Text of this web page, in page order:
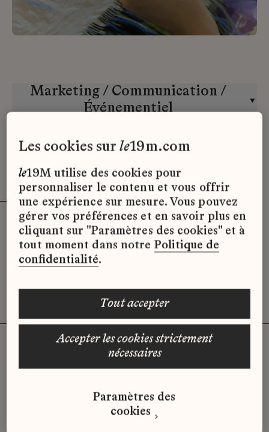
Marketing / Communication /
Événementiel
CDI
Effacer les filtres (3) x
Désolé, il semble qu’il n’y ait pas
d’offres d’emploi disponibles pour le
moment.
qui correspond à votre profil ?
Envoyez-nous votre candidature
les cookies surle19m.com
le19M utilise des cookies pour
personnaliser le contenu et vous offrir
une expérience sur mesure. Vous pouvez
gérer vos préférences et en savoir plus en
cliquant sur "Paramètres des cookies" et à
tout moment dans notre Politique de
confidentialité.
accepter les cookies strictement
nécessaires
tout accepter
Paramètres des
cookies